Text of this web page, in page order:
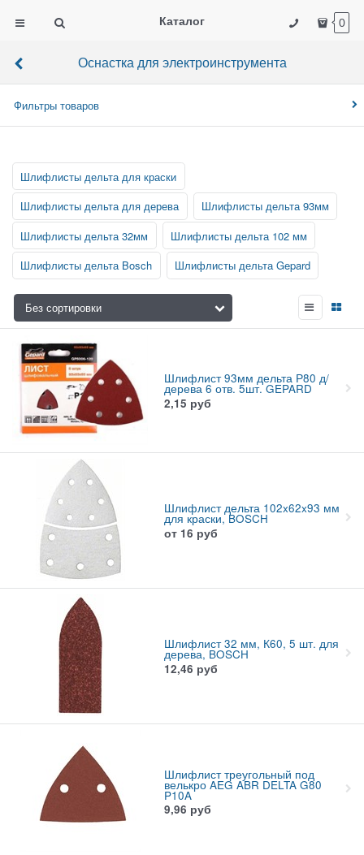
Каталог 0
Оснастка для электроинструмента
Фильтры товаров
Шлифлисты дельта для краски
Шлифлисты дельта для дерева
Шлифлисты дельта 93мм
Шлифлисты дельта 32мм
Шлифлисты дельта 102 мм
Шлифлисты дельта Bosch
Шлифлисты дельта Gepard
Шлифлист 93мм дельта Р80 д/
дерева 6 отв. 5шт. GEPARD
2,15 руб
Шлифлист дельта 102x62x93 мм
для краски, BOSCH
от 16 руб
Шлифлист 32 мм, К60, 5 шт. для
дерева, BOSCH
12,46 руб
Шлифлист треугольный под
велькро AEG ABR DELTA G80
P10A
9,96 руб